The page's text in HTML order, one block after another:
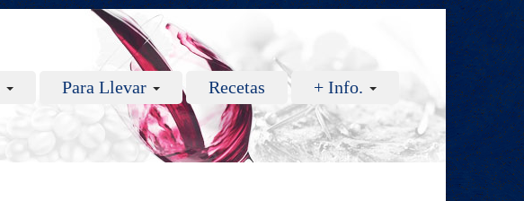
Para Llevar Recetas + Info.